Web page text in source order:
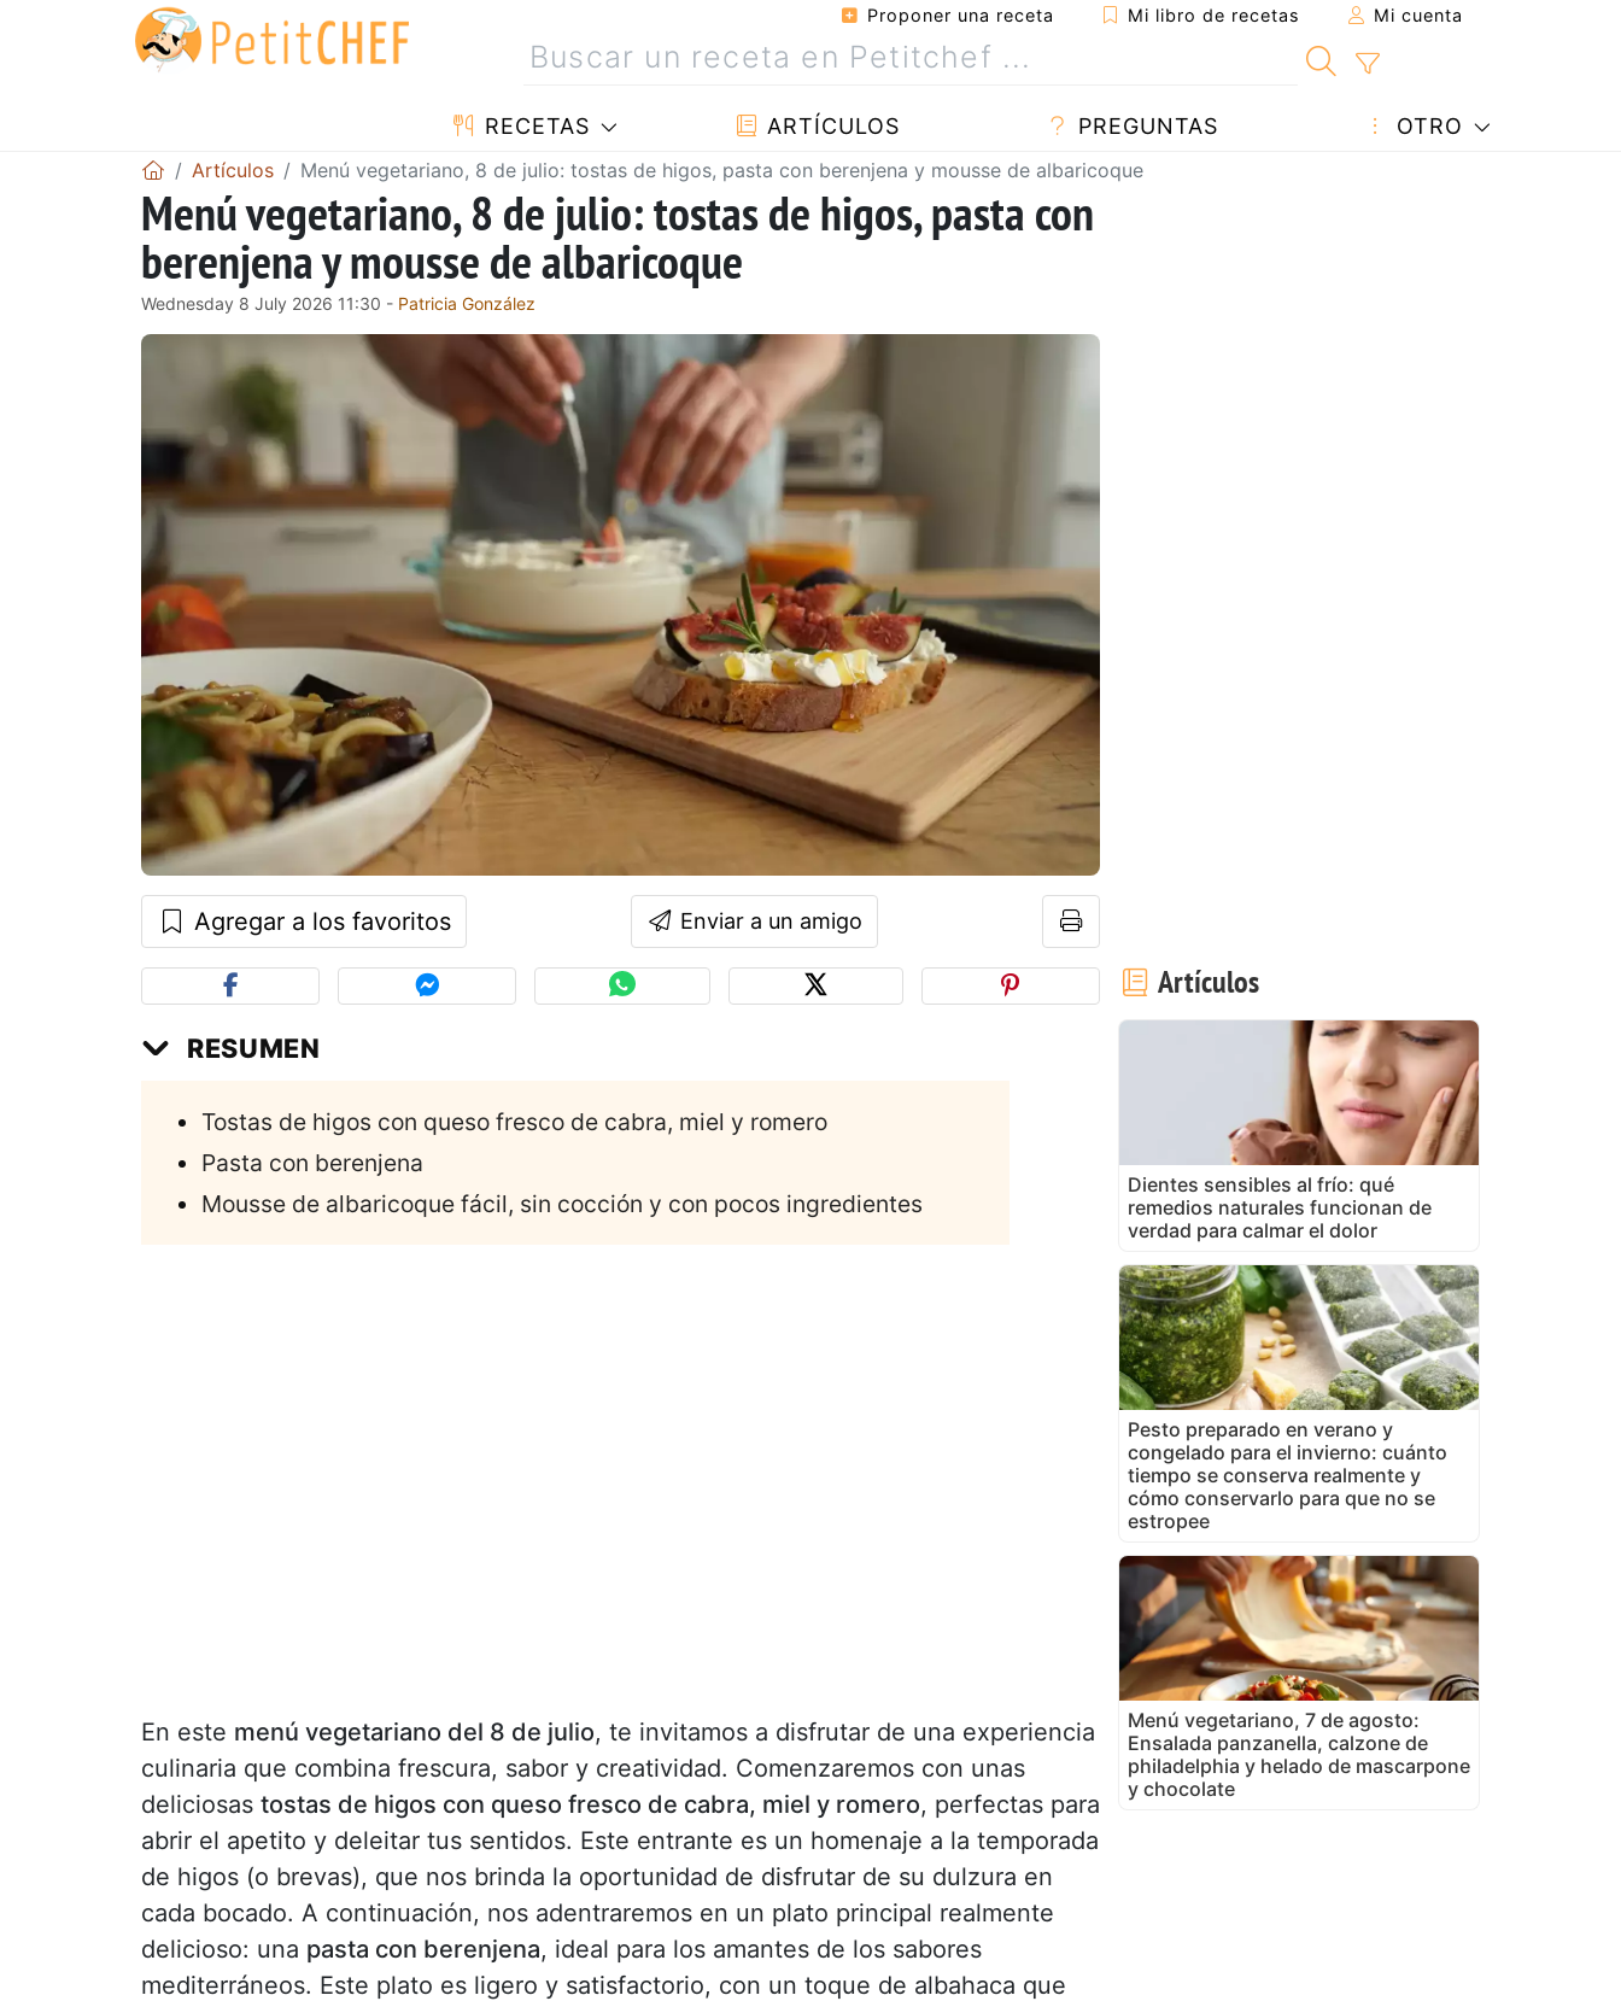
Proponer una receta Mi libro de recetas Mi cuenta
RECETAS ARTÍCULOS PREGUNTAS OTRO
Artículos Menú vegetariano, 8 de julio: tostas de higos, pasta con berenjena y mousse de albaricoque
Menú vegetariano, 8 de julio: tostas de higos, pasta con
berenjena y mousse de albaricoque
Wednesday 8 July 2026 11:30 - Patricia González
Agregar a los favoritos Enviar a un amigo
RESUMEN
Tostas de higos con queso fresco de cabra, miel y romero
Pasta con berenjena
Mousse de albaricoque fácil, sin cocción y con pocos ingredientes
En este menú vegetariano del 8 de julio, te invitamos a disfrutar de una experiencia
culinaria que combina frescura, sabor y creatividad. Comenzaremos con unas
deliciosas tostas de higos con queso fresco de cabra, miel y romero, perfectas para
abrir el apetito y deleitar tus sentidos. Este entrante es un homenaje a la temporada
de higos (o brevas), que nos brinda la oportunidad de disfrutar de su dulzura en
cada bocado. A continuación, nos adentraremos en un plato principal realmente
delicioso: una pasta con berenjena, ideal para los amantes de los sabores
mediterráneos. Este plato es ligero y satisfactorio, con un toque de albahaca que
Artículos
Dientes sensibles al frío: qué
remedios naturales funcionan de
verdad para calmar el dolor
Pesto preparado en verano y
congelado para el invierno: cuánto
tiempo se conserva realmente y
cómo conservarlo para que no se
estropee
Menú vegetariano, 7 de agosto:
Ensalada panzanella, calzone de
philadelphia y helado de mascarpone
y chocolate